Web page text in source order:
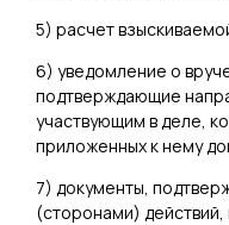
5) расчет
6) уведомление о
подтверждающие
участвующим в деле,
приложенных к нему
7) документы,
(сторонами)